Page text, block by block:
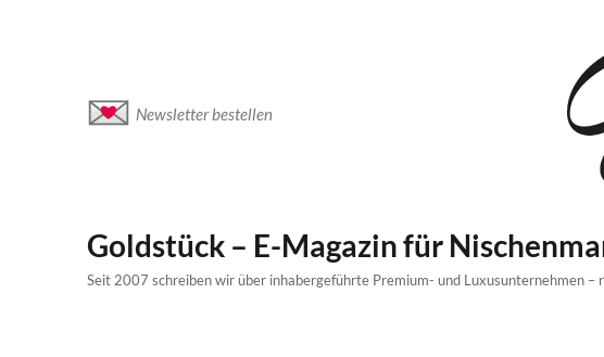
Newsletter bestellen
Goldstück – E-Magazin für
Seit 2007 schreiben wir über inhabergeführte Premium- und Luxusunternehmen –